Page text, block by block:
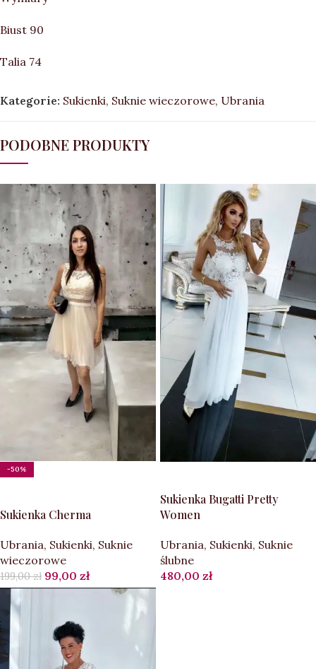
Biust 90
Talia 74
Kategorie: Sukienki, Suknie wieczorowe, Ubrania
PODOBNE PRODUKTY
-50%
Sukienka Cherma
Ubrania, Sukienki, Suknie
wieczorowe
199,00zł 99,00 zł
Sukienka Bugatti Pretty
Women
Ubrania, Sukienki, Suknie
ślubne
480,00 zł